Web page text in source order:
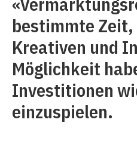
bestimmte
Kreativen und
Möglichkeit
Investitionen
einzuspielen.